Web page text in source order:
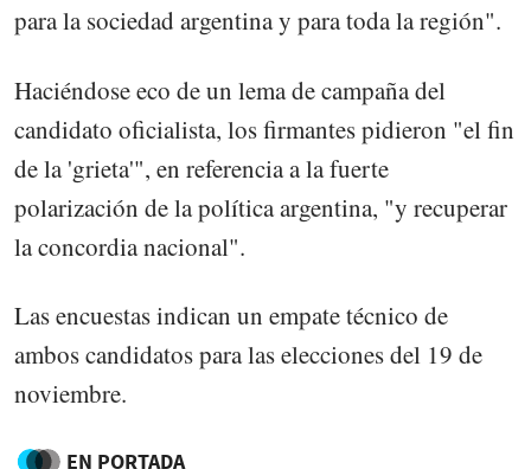
para la sociedad argentina y para toda la región".
Haciéndose eco de un lema de campaña del
candidato oficialista, los firmantes pidieron "el fin
de la 'grieta'", en referencia a la fuerte
polarización de la política argentina, "y recuperar
la concordia nacional".
Las encuestas indican un empate técnico de
ambos candidatos para las elecciones del 19 de
noviembre.
EN PORTADA